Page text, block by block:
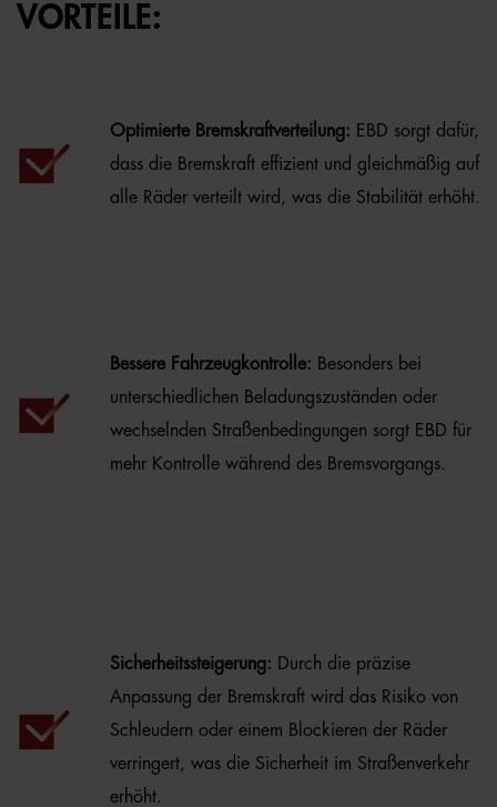
VORTEILE:
Optimierte Bremskraftverteilung: EBD sorgt dafür,
dass die Bremskraft effizient und gleichmäßig auf
alle Räder verteilt wird, was die Stabilität erhöht.
Bessere Fahrzeugkontrolle: Besonders bei
unterschiedlichen Beladungszuständen oder
wechselnden Straßenbedingungen sorgt EBD für
mehr Kontrolle während des Bremsvorgangs.
Sicherheitssteigerung: Durch die präzise
Anpassung der Bremskraft wird das Risiko von
Schleudern oder einem Blockieren der Räder
verringert, was die Sicherheit im Straßenverkehr
erhöht.